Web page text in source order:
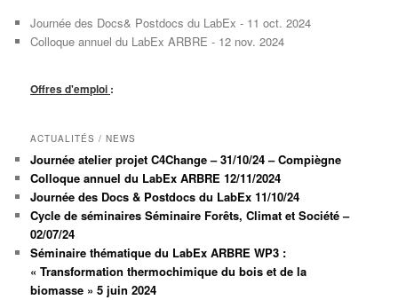
Journée des Docs& Postdocs du LabEx - 11 oct. 2024
Colloque annuel du LabEx ARBRE - 12 nov. 2024
Offres d'emploi :
ACTUALITÉS / NEWS
Journée atelier projet C4Change – 31/10/24 – Compiègne
Colloque annuel du LabEx ARBRE 12/11/2024
Journée des Docs & Postdocs du LabEx 11/10/24
Cycle de séminaires Séminaire Forêts, Climat et Société –
02/07/24
Séminaire thématique du LabEx ARBRE WP3 :
« Transformation thermochimique du bois et de la
biomasse » 5 juin 2024